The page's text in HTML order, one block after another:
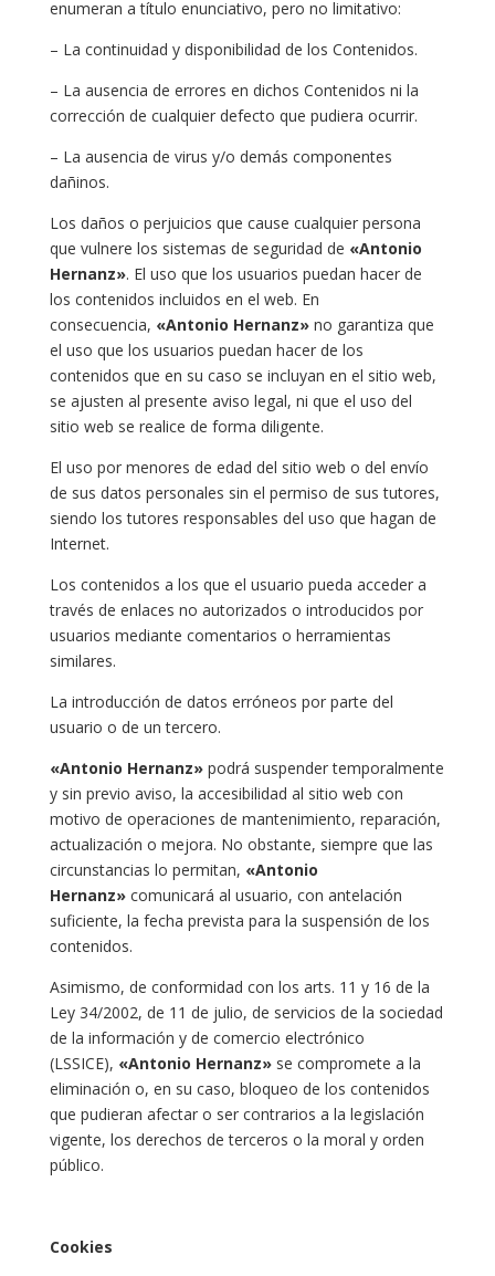
enumeran a título enunciativo, pero no limitativo:
– La continuidad y disponibilidad de los Contenidos.
– La ausencia de errores en dichos Contenidos ni la
corrección de cualquier defecto que pudiera ocurrir.
– La ausencia de virus y/o demás componentes
dañinos.
Los daños o perjuicios que cause cualquier persona
que vulnere los sistemas de seguridad de «Antonio
Hernanz». El uso que los usuarios puedan hacer de
los contenidos incluidos en el web. En
consecuencia, «Antonio Hernanz»no garantiza que
el uso que los usuarios puedan hacer de los
contenidos que en su caso se incluyan en el sitio web,
se ajusten al presente aviso legal, ni que el uso del
sitio web se realice de forma diligente.
El uso por menores de edad del sitio web o del envío
de sus datos personales sin el permiso de sus tutores,
siendo los tutores responsables del uso que hagan de
Internet.
Los contenidos a los que el usuario pueda acceder a
través de enlaces no autorizados o introducidos por
usuarios mediante comentarios o herramientas
similares.
La introducción de datos erróneos por parte del
usuario o de un tercero.
«Antonio Hernanz»podrá suspender temporalmente
y sin previo aviso, la accesibilidad al sitio web con
motivo de operaciones de mantenimiento, reparación,
actualización o mejora. No obstante, siempre que las
circunstancias lo permitan, «Antonio
Hernanz»comunicará al usuario, con antelación
suficiente, la fecha prevista para la suspensión de los
contenidos.
Asimismo, de conformidad con los arts. 11 y 16 de la
Ley 34/2002, de 11 de julio, de servicios de la sociedad
de la información y de comercio electrónico
(LSSICE), «Antonio Hernanz»se compromete a la
eliminación o, en su caso, bloqueo de los contenidos
que pudieran afectar o ser contrarios a la legislación
vigente, los derechos de terceros o la moral y orden
público.
Cookies